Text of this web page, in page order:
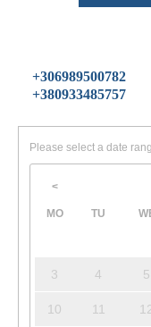
+306989500782
+380933485757
Please select a date
<
MO TU
3 4 5
10 11